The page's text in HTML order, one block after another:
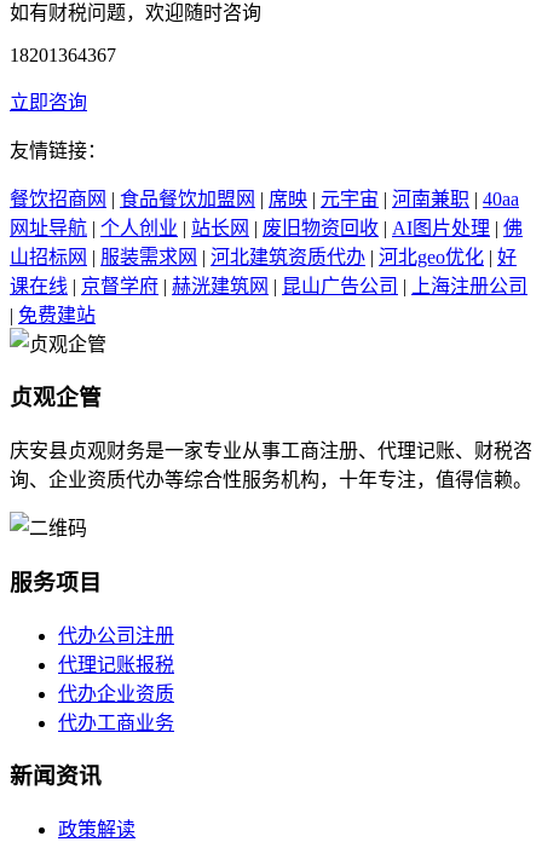
如有财税问题，欢迎随时咨询
18201364367
立即咨询
友情链接：
餐饮招商网 | 食品餐饮加盟网 | 席映 | 元宇宙 | 河南兼职 | 40aa
网址导航 | 个人创业 | 站长网 | 废旧物资回收 | AI图片处理 | 佛
山招标网 | 服装需求网 | 河北建筑资质代办 | 河北geo优化 | 好
课在线 | 京督学府 | 赫洸建筑网 | 昆山广告公司 |
上海注册公司
| 免费建站
贞观企管
庆安县贞观财务是一家专业从事工商注册、代理记账、财税咨
询、企业资质代办等综合性服务机构，十年专注，值得信赖。
服务项目
代办公司注册
代理记账报税
代办企业资质
代办工商业务
新闻资讯
政策解读